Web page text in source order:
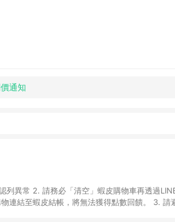
通知
列異常 2. 請務必「清空」蝦皮購物車再透過
連結至蝦皮結帳，將無法獲得點數回饋。 3. 請